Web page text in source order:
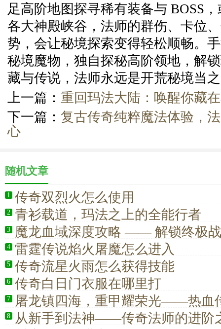
足高阶地图探寻稀有装备与 BOSS
各大神殿峡谷，法师的群伤、卡位
势，会让秘境探索变得轻松顺畅。
秘境魔物，独自探秘高阶领地，解
藏与传说，法师永远是开荒秘境当
上一篇： 重回玛法大陆：唤醒你藏
下一篇： 复古传奇纯粹魔法体验，
心
随机文章
1 传奇双烈火怎么使用
2 青衫载道，玛法之上的全能行者
3
魔龙血域深度攻略 —— 解锁终极
场
4 雷霆传说焰火屠魔怎么进入
5 传奇流星火雨怎么获得技能
6 传奇白日门衣服在哪里打
7
屠龙镇四海，重甲耀荣光——热血
兵装备情怀史诗
8
从新手到法神——传奇法师的进阶